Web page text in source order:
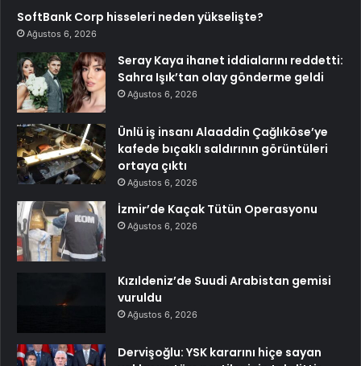
SoftBank Corp hisseleri neden yükselişte?
Ağustos 6, 2026
Seray Kaya ihanet iddialarını reddetti:
Sahra Işık’tan olay gönderme geldi
Ağustos 6, 2026
Ünlü iş insanı Alaaddin Çağlıköse’ye
kafede bıçaklı saldırının görüntüleri
ortaya çıktı
Ağustos 6, 2026
İzmir’de Kaçak Tütün Operasyonu
Ağustos 6, 2026
Kızıldeniz’de Suudi Arabistan gemisi
vuruldu
Ağustos 6, 2026
Dervişoğlu: YSK kararını hiçe sayan